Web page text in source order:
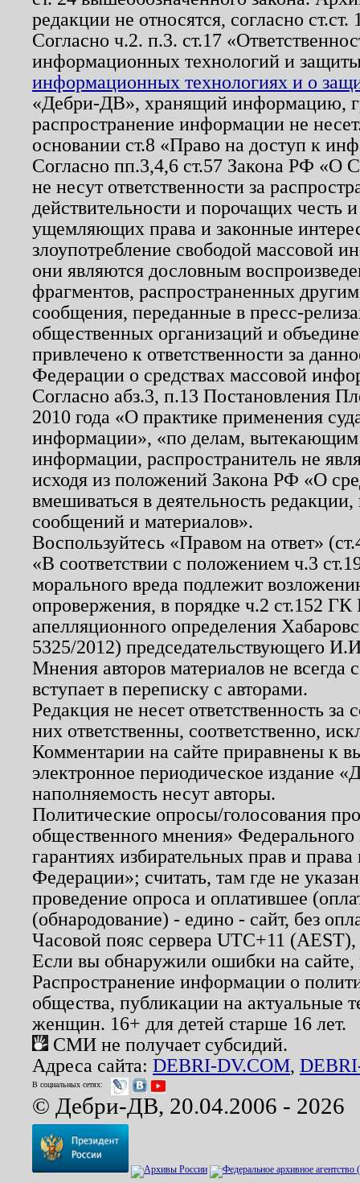
редакции не относятся, согласно
Согласно ч.2. п.3. ст.17
информационных технологий и
информационных технологиях и о
«Дебри-ДВ», хранящий информацию,
распространение информации не
основании ст.8 «Право на доступ к
Согласно пп.3,4,6 ст.57 Закона РФ «О
не несут ответственности за
действительности и порочащих честь
ущемляющих права и законные
злоупотребление свободой массовой
они являются дословным
фрагментов, распространенных
сообщения, переданные в пресс-
общественных организаций и
привлечено к ответственности за
Федерации о средствах массовой
Согласно абз.3, п.13 Постановления
2010 года «О практике применения
информации», «по делам, вытекающим
информации, распространитель не
исходя из положений Закона РФ «О
вмешиваться в деятельность
сообщений и материалов».
Воспользуйтесь «Правом на ответ»
«В соответствии с положением ч.3
морального вреда подлежит
опровержения, в порядке ч.2 ст.152
апелляционного определения
5325/2012) председательствующего
Мнения авторов материалов не
вступает в переписку с авторами.
Редакция не несет ответственность
них ответственны, соответственно,
Комментарии на сайте приравнены к
электронное периодическое издание
наполняемость несут авторы.
Политические опросы/голосования
общественного мнения»
гарантиях избирательных прав и
Федерации»; считать, там где не
проведение опроса и оплатившее
(обнародование) - едино - сайт, без
Часовой пояс сервера UTC+11
Если вы обнаружили ошибки на
Распространение информации о
общества, публикации на актуальные
женщин. 16+ для детей старше 16 лет.
СМИ не получает субсидий.
Адреса сайта: DEBRI-DV.COM,
В социальных сетях:
© Дебри-ДВ, 20.04.2006 - 2026